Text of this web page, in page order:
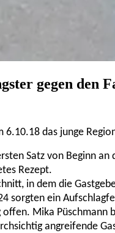
gegen den
das junge
Satz von Beginn
Rezept.
in dem die
sorgten ein
Mika
angreifende